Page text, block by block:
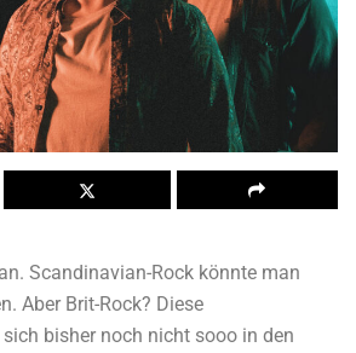
Scandinavian-Rock könnte man
Aber Brit-Rock? Diese
bisher noch nicht sooo in den